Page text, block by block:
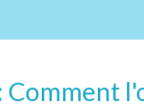
Comment